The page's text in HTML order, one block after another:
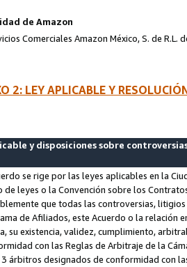
de Amazon
Comerciales Amazon México, S. de R.L.
2: LEY APLICABLE Y
y disposiciones sobre
se rige por las leyes aplicables en la
de leyes o la Convención sobre los
que todas las controversias,
de Afiliados, este Acuerdo o la relación
su existencia, validez, cumplimiento,
con las Reglas de Arbitraje de la
árbitros designados de conformidad con las